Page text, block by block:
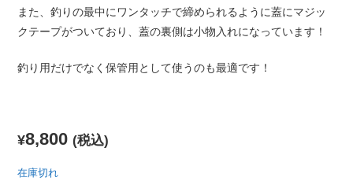
また、釣りの最中にワンタッチで締められるように蓋にマジッ
クテープがついており、蓋の裏側は小物入れになっています！
釣り用だけでなく保管用として使うのも最適です！
¥8,800 (税込)
在庫切れ